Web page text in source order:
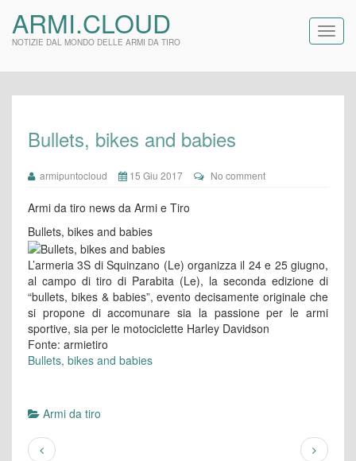
ARMI.CLOUD
NOTIZIE DAL MONDO DELLE ARMI DA TIRO
Bullets, bikes and babies
armipuntocloud 15 Giu 2017 No comment
Armi da tiro news da Armi e Tiro
Bullets, bikes and babies
L’armeria 3S di Squinzano (Le) organizza il 24 e 25 giugno,
al campo di tiro di Parabita (Le), la seconda edizione di
“bullets, bikes & babies”, evento decisamente originale che
si propone di accomunare sia la passione per le armi
sportive, sia per le motociclette Harley Davidson
Fonte: armietiro
Bullets, bikes and babies
Armi da tiro